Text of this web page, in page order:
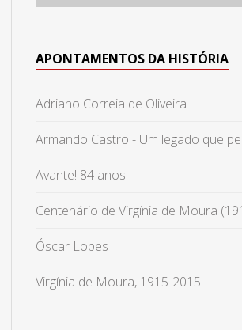
APONTAMENTOS DA HISTÓRIA
Adriano Correia de Oliveira
Armando Castro - Um legado que
Avante! 84 anos
Centenário de Virgínia de Moura
Óscar Lopes
Virgínia de Moura, 1915-2015